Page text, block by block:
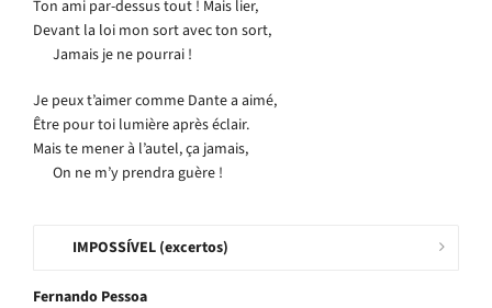
Ton ami par-dessus tout ! Mais lier,
Devant la loi mon sort avec ton sort,
Jamais je ne pourrai !
Je peux t’aimer comme Dante a aimé,
Être pour toi lumière après éclair.
Mais te mener à l’autel, ça jamais,
On ne m’y prendra guère !
IMPOSSÍVEL (excertos)
Fernando Pessoa